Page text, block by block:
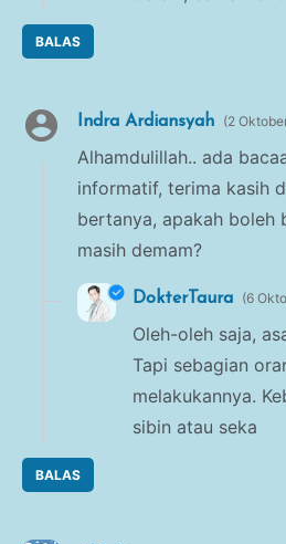
BALAS
Indra Ardiansyah 2
Alhamdulillah.. ada
informatif, terima kasih
bertanya, apakah boleh
masih demam?
BALAS
DokterTaura 6
Oleh-oleh saja,
Tapi sebagian
melakukannya.
sibin atau seka